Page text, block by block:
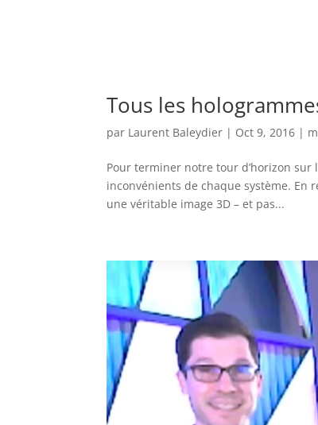
Tous les
par Laurent Baleydier | Oct 9, 2016 |
Pour terminer notre tour d’horizon sur
inconvénients de chaque système. En
une véritable image 3D – et pas...